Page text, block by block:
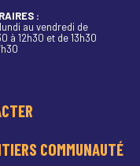
:
au vendredi de
à 12h30 et de 13h30
COMMUNAUTÉ